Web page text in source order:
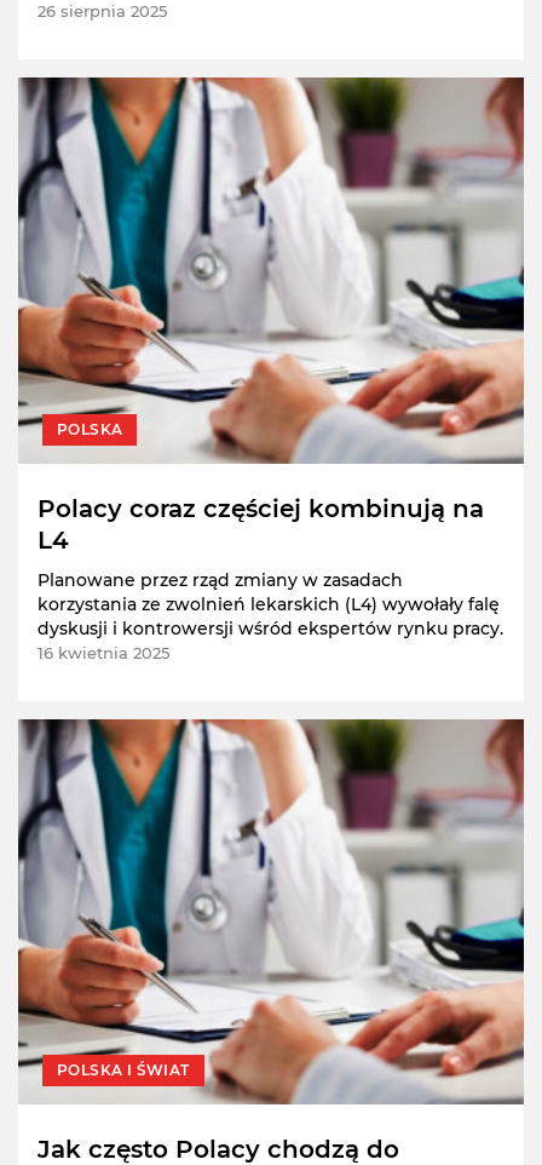
26 sierpnia 2025
POLSKA
Polacy coraz częściej kombinują na
L4
Planowane przez rząd zmiany w zasadach
korzystania ze zwolnień lekarskich (L4) wywołały falę
dyskusji i kontrowersji wśród ekspertów rynku pracy.
16 kwietnia 2025
POLSKA I ŚWIAT
Jak często Polacy chodzą do